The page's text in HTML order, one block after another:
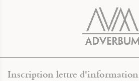
Inscription lettre d'information